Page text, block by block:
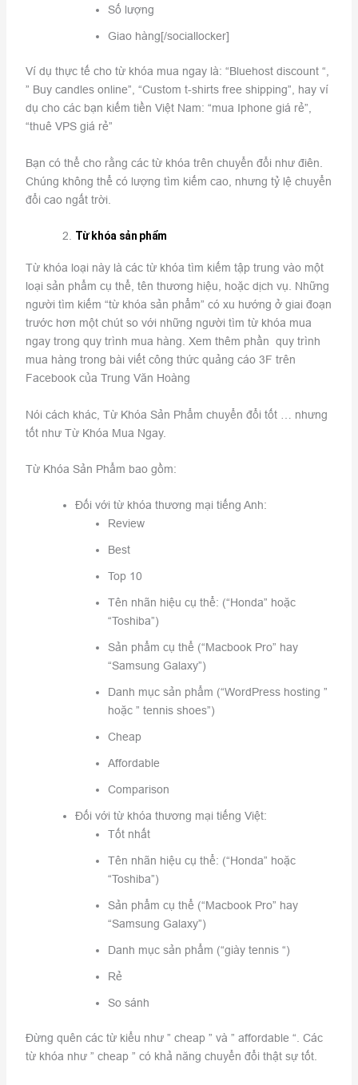
Số lượng
Giao hàng[/sociallocker]
Ví dụ thực tế cho từ khóa mua ngay là: “Bluehost discount “,
” Buy candles online”, “Custom t-shirts free shipping”, hay ví
dụ cho các bạn kiếm tiền Việt Nam: “mua Iphone giá rẻ”,
“thuê VPS giá rẻ”
Bạn có thể cho rằng các từ khóa trên chuyển đổi như điên.
Chúng không thể có lượng tìm kiếm cao, nhưng tỷ lệ chuyển
đổi cao ngất trời.
Từ khóa sản phẩm
Từ khóa loại này là các từ khóa tìm kiếm tập trung vào một
loại sản phẩm cụ thể, tên thương hiệu, hoặc dịch vụ. Những
người tìm kiếm “từ khóa sản phẩm” có xu hướng ở giai đoạn
trước hơn một chút so với những người tìm từ khóa mua
ngay trong quy trình mua hàng. Xem thêm phần quy trình
mua hàng trong bài viết công thức quảng cáo 3F trên
Facebook của Trung Văn Hoàng
Nói cách khác, Từ Khóa Sản Phẩm chuyển đổi tốt … nhưng
tốt như Từ Khóa Mua Ngay.
Từ Khóa Sản Phẩm bao gồm:
Đối với từ khóa thương mại tiếng Anh:
Review
Best
Top 10
Tên nhãn hiệu cụ thể: (“Honda” hoặc
“Toshiba”)
Sản phẩm cụ thể (“Macbook Pro” hay
“Samsung Galaxy”)
Danh mục sản phẩm (“WordPress hosting ”
hoặc ” tennis shoes”)
Cheap
Affordable
Comparison
Đối với từ khóa thương mại tiếng Việt:
Tốt nhất
Tên nhãn hiệu cụ thể: (“Honda” hoặc
“Toshiba”)
Sản phẩm cụ thể (“Macbook Pro” hay
“Samsung Galaxy”)
Danh mục sản phẩm (“giày tennis “)
Rẻ
So sánh
Đừng quên các từ kiểu như ” cheap ” và ” affordable “. Các
từ khóa như ” cheap ” có khả năng chuyển đổi thật sự tốt.